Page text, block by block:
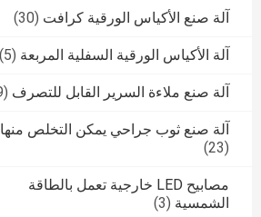
آلة صنع الأكياس الورقية كرافت (30)
آلة الأكياس الورقية السفلية المربعة (5)
آلة صنع ملاءة السرير القابل للتصرف (19)
آلة صنع ثوب جراحي يمكن التخلص منها
(23)
مصابيح LED خارجية تعمل بالطاقة
الشمسية (3)